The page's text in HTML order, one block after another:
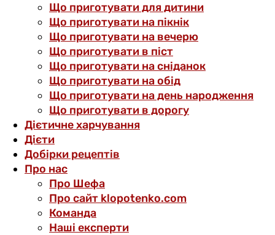
Що приготувати для дитини
Що приготувати на пікнік
Що приготувати на вечерю
Що приготувати в піст
Що приготувати на сніданок
Що приготувати на обід
Що приготувати на день народження
Що приготувати в дорогу
Дієтичне харчування
Дієти
Добірки рецептів
Про нас
Про Шефа
Про сайт klopotenko.com
Команда
Наші експерти